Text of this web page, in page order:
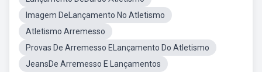
Imagem DeLançamento No Atletismo
Atletismo Arremesso
Provas De Arremesso ELançamento Do Atletismo
JeansDe Arremesso E Lançamentos